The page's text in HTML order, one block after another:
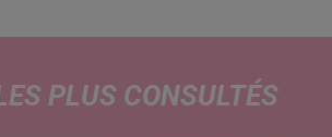
PLUS CONSULTÉS